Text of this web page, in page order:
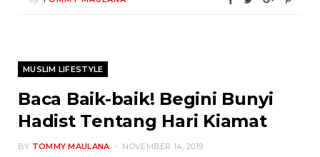
MUSLIM LIFESTYLE
Baca Baik-baik! Begini Bunyi
Hadist Tentang Hari Kiamat
BY TOMMY MAULANA NOVEMBER 14, 2019